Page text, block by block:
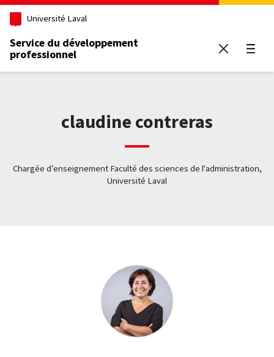
Aller au contenu principal
Université Laval
Service du développement
professionnel
claudine contreras
Chargée d’enseignement Faculté des sciences de l'administration,
Université Laval